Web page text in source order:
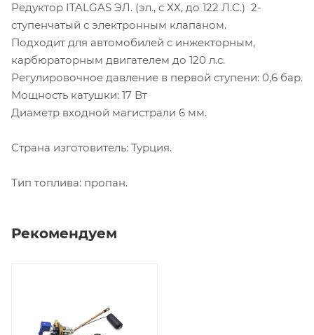
Редуктор ITALGAS ЭЛ. (эл., с ХХ, до 122 Л.С.) 2-
ступенчатый с электронным клапаном.
Подходит для автомобилей с инжекторным,
карбюраторным двигателем до 120 л.с.
Регулировочное давление в первой ступени: 0,6 бар.
Мощность катушки: 17 Вт
Диаметр входной магистрали 6 мм.
Страна изготовитель: Турция.
Тип топлива: пропан.
Рекомендуем